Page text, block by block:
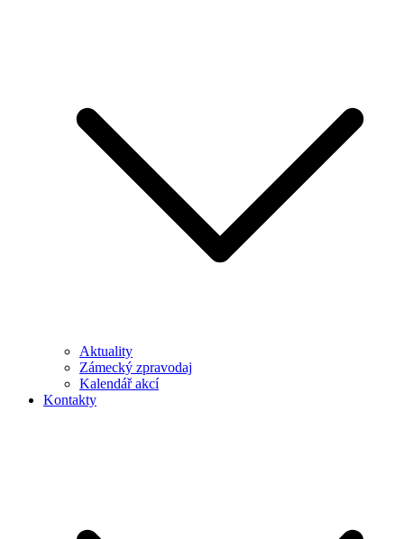
Aktuality
Zámecký zpravodaj
Kalendář akcí
Kontakty